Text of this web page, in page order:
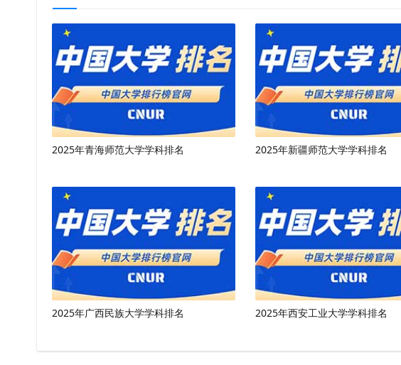
2025年青海师范大学学科排名 2025年新疆师范大学学科排名
2025年广西民族大学学科排名 2025年西安工业大学学科排名